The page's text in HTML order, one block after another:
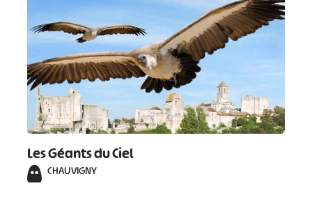
Les Géants du Ciel
CHAUVIGNY